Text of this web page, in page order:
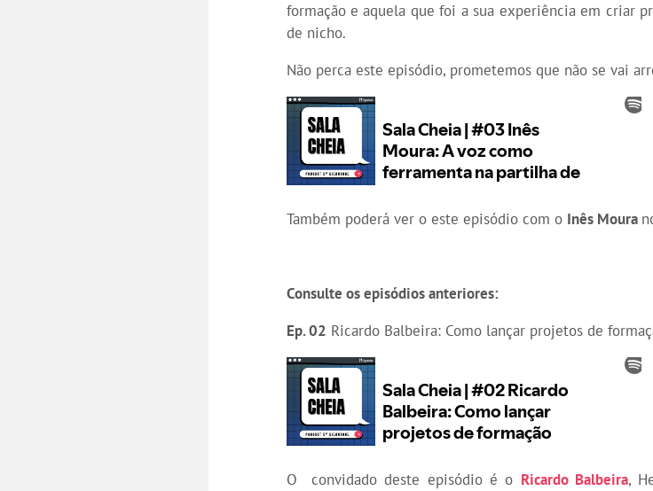
formação e aquela que foi a sua experiência em criar
de nicho.
Não perca este episódio, prometemos que não se vai
Também poderá ver o este episódio com o Inês Moura
Consulte os episódios anteriores:
Ep. 02 Ricardo Balbeira: Como lançar projetos de
O convidado deste episódio é o Ricardo Balbeira,